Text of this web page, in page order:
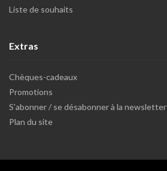
Liste de souhaits
Extras
Chèques-cadeaux
Promotions
S'abonner / se désabonner à la newsletter
Plan du site